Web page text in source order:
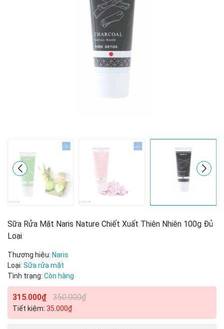
Sữa Rửa Mặt Naris Nature Chiết Xuất Thiên Nhiên 100g Đủ
Loại
Thương hiệu: Naris
Loại: Sữa rửa mặt
Tình trạng: Còn hàng
315.000₫ 350.000₫
Tiết kiệm: 35.000₫
Mã giảm giá:
Ngày hết hạn: